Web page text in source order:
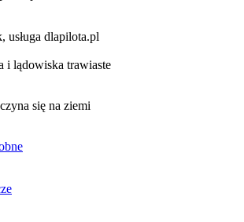
i lądowiska trawiaste
się na ziemi